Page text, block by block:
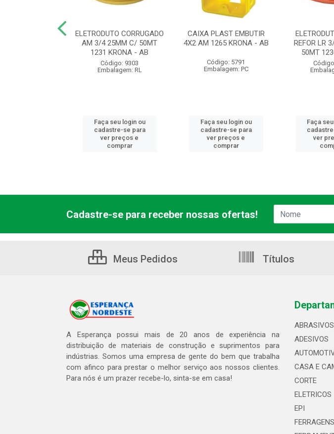
ELETRODUTO CORRUGADO
AM 3/4 25MM C/ 50MT
1231 KRONA - AB
Código: 9303
Embalagem: RL
Faça seu login ou
cadastre-se para
ver preços e
comprar
CAIXA PLAST EMBUTIR
4X2 AM 1265 KRONA - AB
Código: 5791
Embalagem: PC
Faça seu login ou
cadastre-se para
ver preços e
comprar
REFOR LR
50MT
Faça
ver
Cadastre-se para receber nossas ofertas!
Meus Pedidos Títulos
A Esperança possui mais de 20 anos de experiência na
distribuição de materiais de construção e suprimentos para
indústrias. Somos uma empresa de gente do bem que trabalha
com afinco para prestar o melhor serviço aos nossos clientes.
Para nós é um prazer recebe-lo, sinta-se em casa!
ABRASIVOS
ADESIVOS
CASA E
CORTE
ELETRICOS
EPI
FERRAGENS